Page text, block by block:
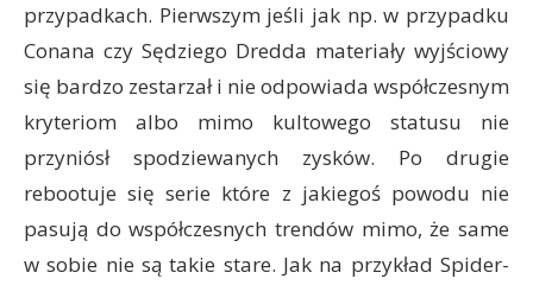
przypadkach. Pierwszym jeśli jak np. w przypadku
Conana czy Sędziego Dredda materiały wyjściowy
się bardzo zestarzał i nie odpowiada współczesnym
kryteriom albo mimo kultowego statusu nie
przyniósł spodziewanych zysków. Po drugie
rebootuje się serie które z jakiegoś powodu nie
pasują do współczesnych trendów mimo, że same
w sobie nie są takie stare. Jak na przykład Spider-